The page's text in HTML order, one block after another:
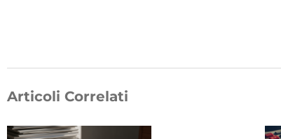
Articoli Correlati